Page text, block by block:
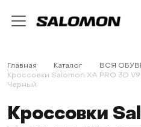
Главная Каталог
ВСЯ
Кроссовки Salomon XA PRO 3D
Черный
Кроссовки